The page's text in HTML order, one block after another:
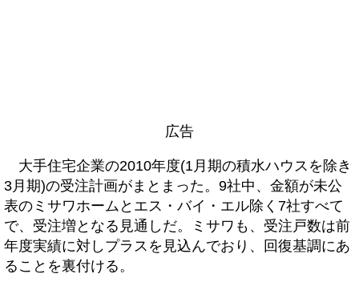
広告
大手住宅企業の2010年度(1月期の積水ハウスを除き
3月期)の受注計画がまとまった。9社中、金額が未公
表のミサワホームとエス・バイ・エル除く7社すべて
で、受注増となる見通しだ。ミサワも、受注戸数は前
年度実績に対しプラスを見込んでおり、回復基調にあ
ることを裏付ける。